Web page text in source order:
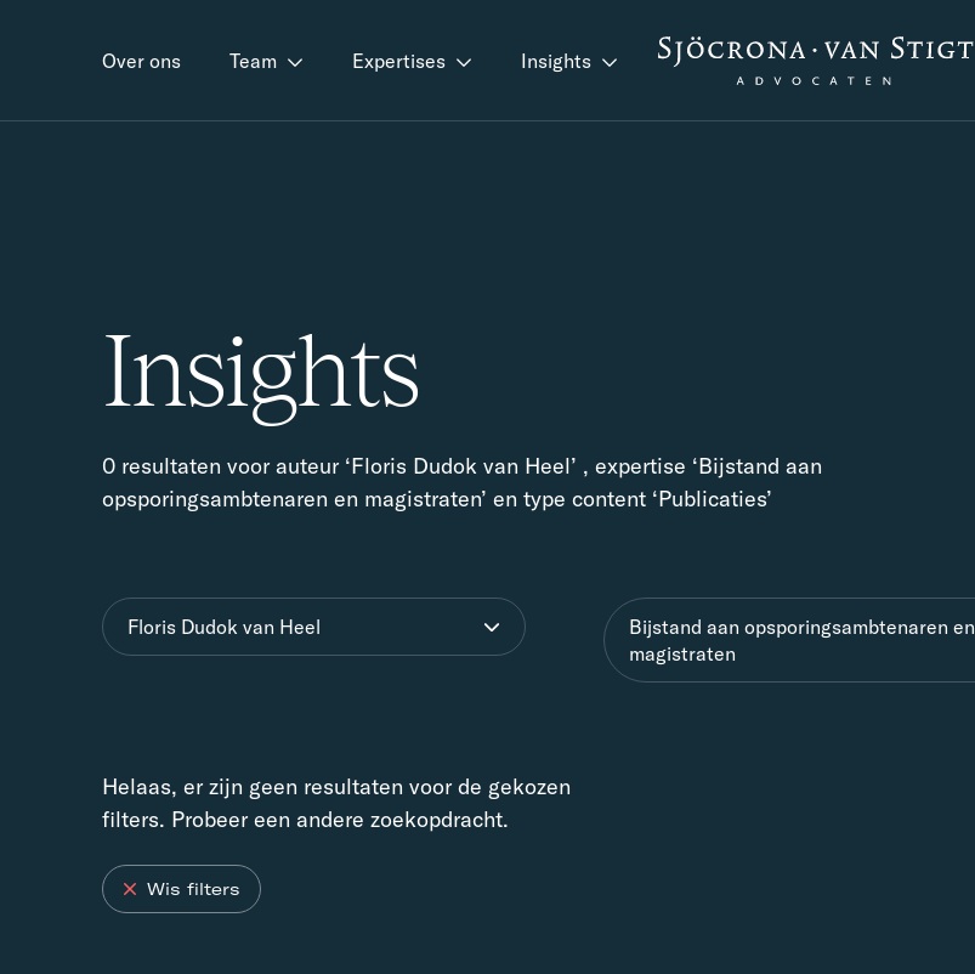
Over ons Team Expertises Insights
Insights
0 resultaten voor auteur ‘Floris Dudok van Heel’ , expertise ‘Bijstand aan
opsporingsambtenaren en magistraten’ en type content ‘Publicaties’
Floris Dudok van Heel
Bijstand aan opsporingsambtenaren en
magistraten
Helaas, er zijn geen resultaten voor de gekozen
filters. Probeer een andere zoekopdracht.
Wis filters